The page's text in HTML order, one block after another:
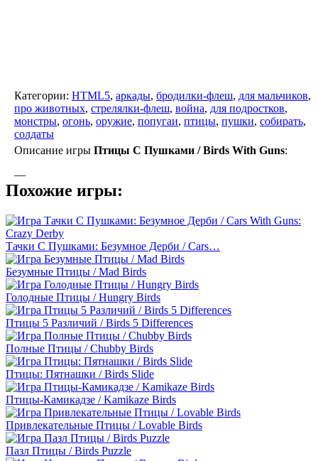
Категории: HTML5, аркады, бродилки-флеш, для мальчиков,
про животных, стрелялки-флеш, война, для подростков,
монстры, огонь, оружие, попугаи, птицы, пушки, собирать,
солдаты
Описание игры Птицы С Пушками / Birds With Guns:
—
Похожие игры:
Тачки С Пушками: Безумное Дерби / Cars…
Безумные Птицы / Mad Birds
Голодные Птицы / Hungry Birds
Птицы 5 Различий / Birds 5 Differences
Полные Птицы / Chubby Birds
Птицы: Пятнашки / Birds Slide
Птицы-Камикадзе / Kamikaze Birds
Привлекательные Птицы / Lovable Birds
Пазл Птицы / Birds Puzzle